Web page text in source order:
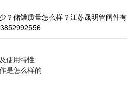
？储罐质量怎么样？江苏晟明管阀件有
使用特性
是怎么样的